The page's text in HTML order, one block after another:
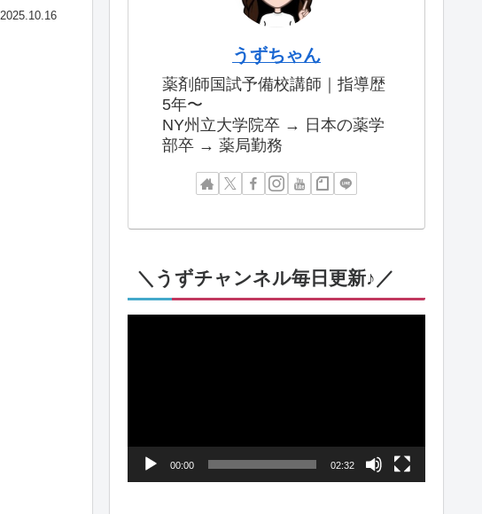
2025.10.16
うずちゃん
薬剤師国試予備校講師｜指導歴
5年〜
NY州立大学院卒 → 日本の薬学
部卒 → 薬局勤務
＼うずチャンネル毎日更新♪／
00:00 02:32